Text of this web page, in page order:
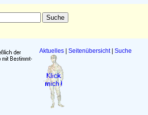
Aktuelles Seitenübersicht| Suche